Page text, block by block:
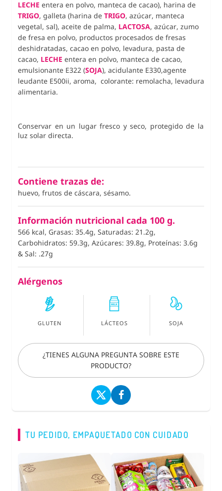
LECHE entera en polvo, manteca de cacao), harina de
TRIGO, galleta (harina de TRIGO, azúcar, manteca
vegetal, sal), aceite de palma, LACTOSA, azúcar, zumo
de fresa en polvo, productos procesados de fresas
deshidratadas, cacao en polvo, levadura, pasta de
cacao, LECHE entera en polvo, manteca de cacao,
emulsionante E322 (SOJA), acidulante E330,agente
leudante E500ii, aroma, colorante: remolacha, levadura
alimentaria.
Conservar en un lugar fresco y seco, protegido de la
luz solar directa.
Contiene trazas de:
huevo, frutos de cáscara, sésamo.
Información nutricional cada 100 g.
566 kcal, Grasas: 35.4g, Saturadas: 21.2g,
Carbohidratos: 59.3g, Azúcares: 39.8g, Proteínas: 3.6g
& Sal: .27g
Alérgenos
GLUTEN LÁCTEOS SOJA
¿TIENES ALGUNA PREGUNTA SOBRE ESTE
PRODUCTO?
TU PEDIDO, EMPAQUETADO CON CUIDADO